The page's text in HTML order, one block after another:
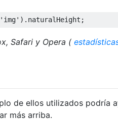
'img' ). naturalHeight ;
Safari y Opera (
de ellos utilizados podría
más arriba.